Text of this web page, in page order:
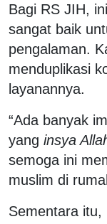
Bagi RS JIH,
sangat baik
pengalaman.
menduplikasi
layanannya.
“Ada banyak
yang insya
semoga ini
muslim di
Sementara itu,